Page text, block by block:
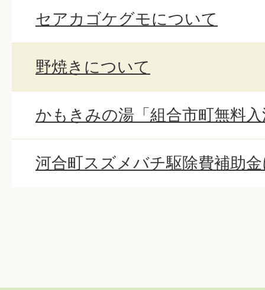
セアカゴケグモについて
野焼きについて
かもきみの湯「組合市町無料
河合町スズメバチ駆除費補助